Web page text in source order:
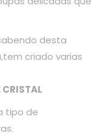
desta
criado varias
CRISTAL
tipo de